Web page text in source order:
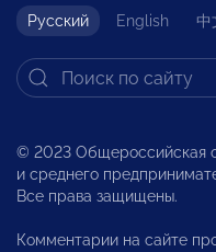
Русский English 中
© 2023 Общероссийская
и среднего
Все права защищены.
Комментарии на сайте